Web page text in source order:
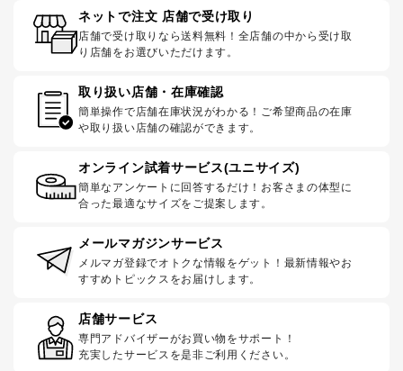
ネットで注文 店舗で受け取り
店舗で受け取りなら送料無料！全店舗の中から受け取
り店舗をお選びいただけます。
取り扱い店舗・在庫確認
簡単操作で店舗在庫状況がわかる！ご希望商品の在庫
や取り扱い店舗の確認ができます。
オンライン試着サービス(ユニサイズ)
簡単なアンケートに回答するだけ！お客さまの体型に
合った最適なサイズをご提案します。
メールマガジンサービス
メルマガ登録でオトクな情報をゲット！最新情報やお
すすめトピックスをお届けします。
店舗サービス
専門アドバイザーがお買い物をサポート！
充実したサービスを是非ご利用ください。